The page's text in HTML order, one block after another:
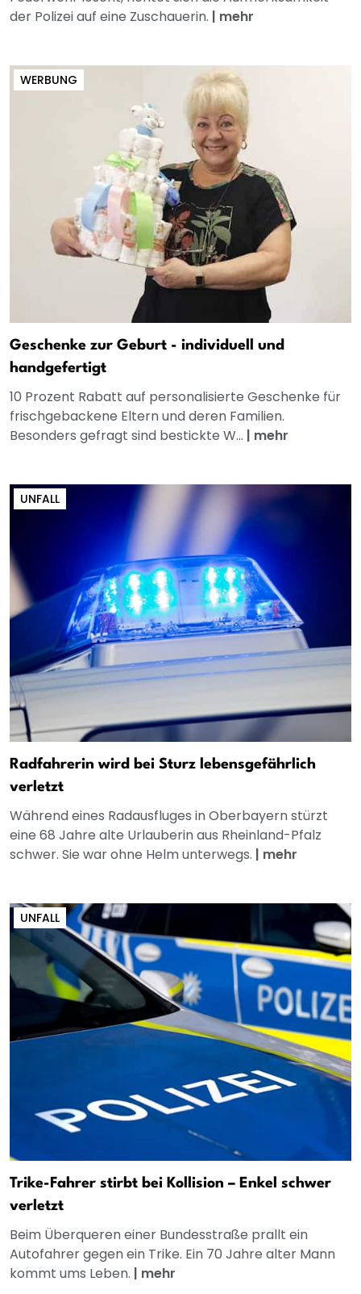
der Polizei auf eine Zuschauerin. | mehr
WERBUNG
Geschenke zur Geburt - individuell und
handgefertigt
10 Prozent Rabatt auf personalisierte Geschenke für
frischgebackene Eltern und deren Familien.
Besonders gefragt sind bestickte W... | mehr
UNFALL
Radfahrerin wird bei Sturz lebensgefährlich
verletzt
Während eines Radausfluges in Oberbayern stürzt
eine 68 Jahre alte Urlauberin aus Rheinland-Pfalz
schwer. Sie war ohne Helm unterwegs. | mehr
UNFALL
Trike-Fahrer stirbt bei Kollision – Enkel schwer
verletzt
Beim Überqueren einer Bundesstraße prallt ein
Autofahrer gegen ein Trike. Ein 70 Jahre alter Mann
kommt ums Leben. | mehr